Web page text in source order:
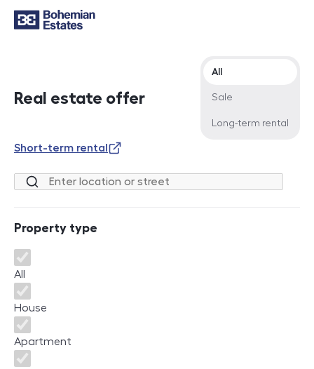
Real estate offer
Offer type
All
Sale
Long-term rental
Short-term rental
Location or street
Property type
Property type
All
House
Apartment